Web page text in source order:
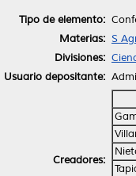
Tipo de elemento:
Materias: S
Divisiones:
Usuario depositante:
Creadores: